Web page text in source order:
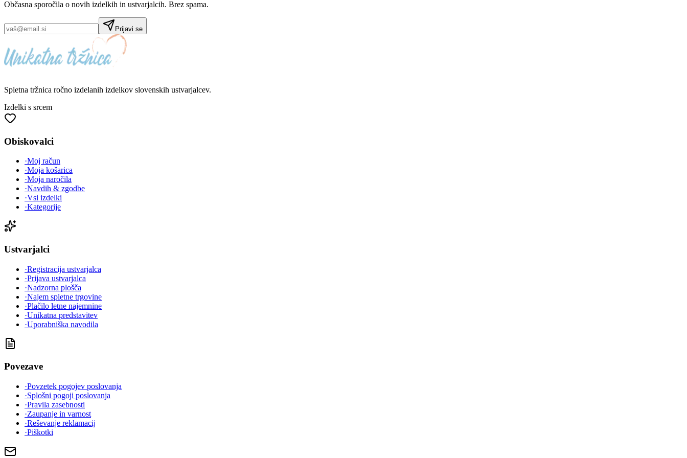
Občasna sporočila o novih izdelkih in ustvarjalcih. Brez spama.
Prijavi se
Spletna tržnica ročno izdelanih izdelkov slovenskih ustvarjalcev.
Izdelki s srcem
Obiskovalci
·Moj račun
·Moja košarica
·Moja naročila
·Navdih & zgodbe
·Vsi izdelki
·Kategorije
Ustvarjalci
·Registracija ustvarjalca
·Prijava ustvarjalca
·Nadzorna plošča
·Najem spletne trgovine
·Plačilo letne najemnine
·Unikatna predstavitev
·Uporabniška navodila
Povezave
·Povzetek pogojev poslovanja
·Splošni pogoji poslovanja
·Pravila zasebnosti
·Zaupanje in varnost
·Reševanje reklamacij
·Piškotki